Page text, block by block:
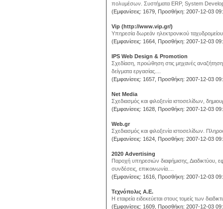
πολυμέσων. Συστήματα ERP, System
(Εμφανίσεις: 1679, Προσθήκη: 2007-12-03
Vip (http://www.vip.gr/)
Υπηρεσία δωρεάν ηλεκτρονικού
(Εμφανίσεις: 1664, Προσθήκη: 2007-12-03
IPS Web Design & Promotion
Σχεδίαση, προώθηση στις μηχανές
δείγματα εργασίας....
(Εμφανίσεις: 1657, Προσθήκη: 2007-12-03
Net Media
Σχεδιασμός και φιλοξενία ιστοσελίδων,
(Εμφανίσεις: 1628, Προσθήκη: 2007-12-03
Web.gr
Σχεδιασμός και φιλοξενία ιστοσελίδων.
(Εμφανίσεις: 1624, Προσθήκη: 2007-12-03
2020 Advertising
Παροχή υπηρεσιών διαφήμισης, Διαδικτύου,
συνδέσεις, επικοινωνία....
(Εμφανίσεις: 1616, Προσθήκη: 2007-12-03
Τεχνόπολις Α.Ε.
Η εταιρεία ειδεκεύεται στους τομείς των
(Εμφανίσεις: 1609, Προσθήκη: 2007-12-03